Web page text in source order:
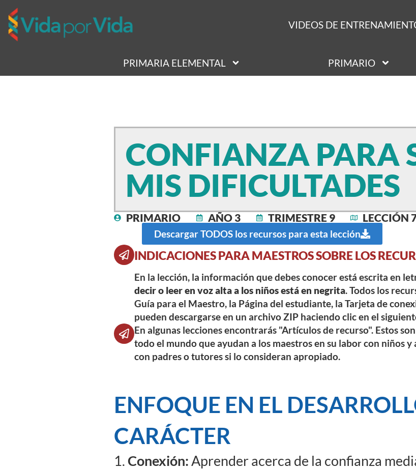
VIDEOS DE
PRIMARIA ELEMENTAL PRIMARIO
CONFIANZA PARA
MIS DIFICULTADES
PRIMARIO AÑO 3 TRIMESTRE 9 LECCIÓN
Descargar TODOS los recursos para esta lección
INDICACIONES PARA MAESTROS SOBRE LOS
En la lección, la información que debes conocer está escrita en
decir o leer en voz alta a los niños está en negrita. Todos los
Guía para el Maestro, la Página del estudiante, la Tarjeta de
pueden descargarse en un archivo ZIP haciendo clic en el
En algunas lecciones encontrarás "Artículos de recurso". Estos
todo el mundo que ayudan a los maestros en su labor con niños
con padres o tutores si lo consideran apropiado.
ENFOQUE EN EL
CARÁCTER
1.Conexión:Aprender acerca de la confianza